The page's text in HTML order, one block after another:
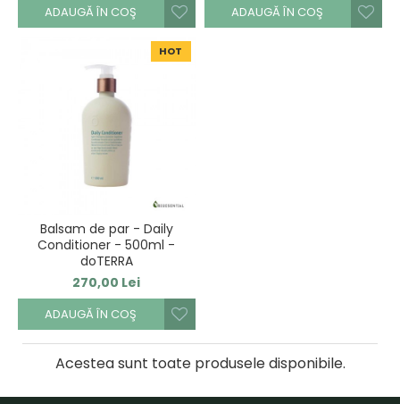
ADAUGĂ ÎN COŞ ADAUGĂ ÎN COŞ
HOT
Balsam de par - Daily
Conditioner - 500ml -
doTERRA
270,00 Lei
ADAUGĂ ÎN COŞ
Acestea sunt toate produsele disponibile.